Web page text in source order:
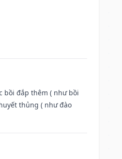
bồi đắp thêm ( như bồi
thủng ( như đào